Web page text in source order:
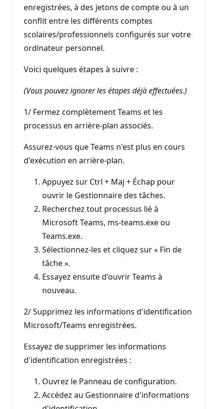
enregistrées, à des jetons de compte ou à un
conflit entre les différents comptes
scolaires/professionnels configurés sur votre
ordinateur personnel.
Voici quelques étapes à suivre :
(Vous pouvez ignorer les étapes déjà effectuées.)
1/ Fermez complètement Teams et les
processus en arrière-plan associés.
Assurez-vous que Teams n'est plus en cours
d'exécution en arrière-plan.
Appuyez sur Ctrl + Maj + Échap pour
ouvrir le Gestionnaire des tâches.
Recherchez tout processus lié à
Microsoft Teams, ms-teams.exe ou
Teams.exe.
Sélectionnez-les et cliquez sur « Fin de
tâche ».
Essayez ensuite d'ouvrir Teams à
nouveau.
2/ Supprimez les informations d'identification
Microsoft/Teams enregistrées.
Essayez de supprimer les informations
d'identification enregistrées :
Ouvrez le Panneau de configuration.
Accédez au Gestionnaire d'informations